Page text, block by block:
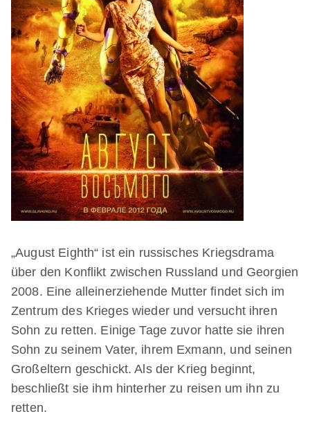
„August Eighth“ ist ein russisches Kriegsdrama
über den Konflikt zwischen Russland und Georgien
2008. Eine alleinerziehende Mutter findet sich im
Zentrum des Krieges wieder und versucht ihren
Sohn zu retten. Einige Tage zuvor hatte sie ihren
Sohn zu seinem Vater, ihrem Exmann, und seinen
Großeltern geschickt. Als der Krieg beginnt,
beschließt sie ihm hinterher zu reisen um ihn zu
retten.